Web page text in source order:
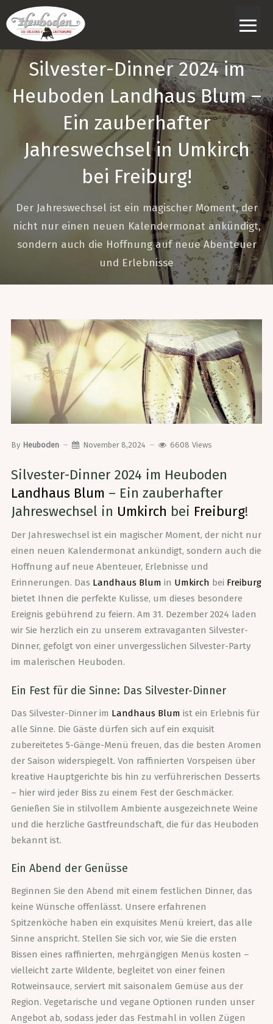
Silvester-Dinner 2024 im
Heuboden Landhaus Blum –
Ein zauberhafter
Jahreswechsel in Umkirch
bei Freiburg!
Der Jahreswechsel ist ein magischer Moment, der
nicht nur einen neuen Kalendermonat ankündigt,
sondern auch die Hoffnung auf neue Abenteuer
und Erlebnisse
By Heuboden November 8,2024 6608 Views
Silvester-Dinner 2024 im Heuboden
Landhaus Blum – Ein zauberhafter
Jahreswechsel in Umkirch bei Freiburg!
Der Jahreswechsel ist ein magischer Moment, der nicht nur
einen neuen Kalendermonat ankündigt, sondern auch die
Hoffnung auf neue Abenteuer, Erlebnisse und
Erinnerungen. Das Landhaus Blum in Umkirch bei Freiburg
bietet Ihnen die perfekte Kulisse, um dieses besondere
Ereignis gebührend zu feiern. Am 31. Dezember 2024 laden
wir Sie herzlich ein zu unserem extravaganten Silvester-
Dinner, gefolgt von einer unvergesslichen Silvester-Party
im malerischen Heuboden.
Ein Fest für die Sinne: Das Silvester-Dinner
Das Silvester-Dinner im Landhaus Blum ist ein Erlebnis für
alle Sinne. Die Gäste dürfen sich auf ein exquisit
zubereitetes 5-Gänge-Menü freuen, das die besten Aromen
der Saison widerspiegelt. Von raffinierten Vorspeisen über
kreative Hauptgerichte bis hin zu verführerischen Desserts
– hier wird jeder Biss zu einem Fest der Geschmäcker.
Genießen Sie in stilvollem Ambiente ausgezeichnete Weine
und die herzliche Gastfreundschaft, die für das Heuboden
bekannt ist.
Ein Abend der Genüsse
Beginnen Sie den Abend mit einem festlichen Dinner, das
keine Wünsche offenlässt. Unsere erfahrenen
Spitzenköche haben ein exquisites Menü kreiert, das alle
Sinne anspricht. Stellen Sie sich vor, wie Sie die ersten
Bissen eines raffinierten, mehrgängigen Menüs kosten –
vielleicht zarte Wildente, begleitet von einer feinen
Rotweinsauce, serviert mit saisonalem Gemüse aus der
Region. Vegetarische und vegane Optionen runden unser
Angebot ab, sodass jeder das Festmahl in vollen Zügen
≡